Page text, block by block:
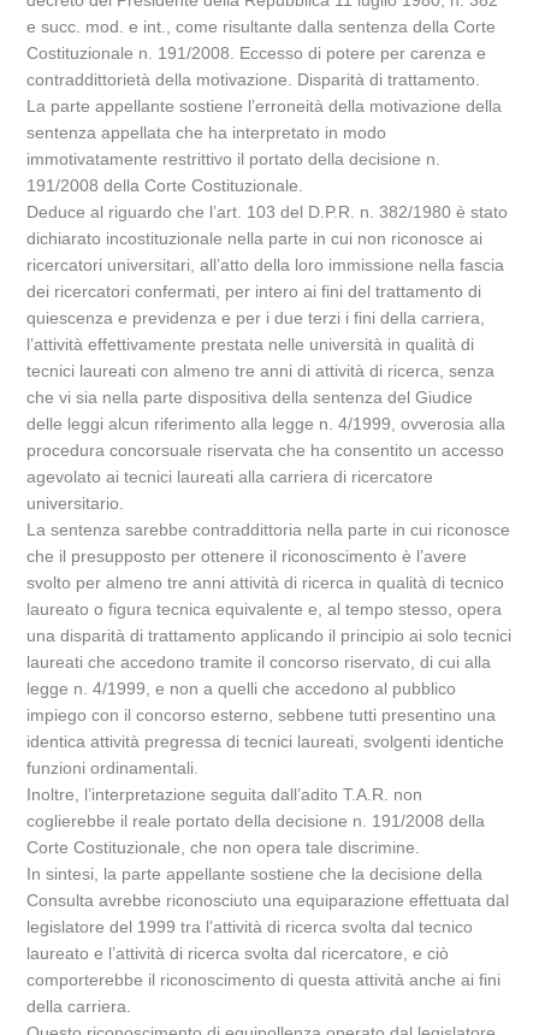
e succ. mod. e int., come risultante dalla sentenza della Corte
Costituzionale n. 191/2008. Eccesso di potere per carenza e
contraddittorietà della motivazione. Disparità di trattamento.
La parte appellante sostiene l’erroneità della motivazione della
sentenza appellata che ha interpretato in modo
immotivatamente restrittivo il portato della decisione n.
191/2008 della Corte Costituzionale.
Deduce al riguardo che l’art. 103 del D.P.R. n. 382/1980 è stato
dichiarato incostituzionale nella parte in cui non riconosce ai
ricercatori universitari, all’atto della loro immissione nella fascia
dei ricercatori confermati, per intero ai fini del trattamento di
quiescenza e previdenza e per i due terzi i fini della carriera,
l’attività effettivamente prestata nelle università in qualità di
tecnici laureati con almeno tre anni di attività di ricerca, senza
che vi sia nella parte dispositiva della sentenza del Giudice
delle leggi alcun riferimento alla legge n. 4/1999, ovverosia alla
procedura concorsuale riservata che ha consentito un accesso
agevolato ai tecnici laureati alla carriera di ricercatore
universitario.
La sentenza sarebbe contraddittoria nella parte in cui riconosce
che il presupposto per ottenere il riconoscimento è l’avere
svolto per almeno tre anni attività di ricerca in qualità di tecnico
laureato o figura tecnica equivalente e, al tempo stesso, opera
una disparità di trattamento applicando il principio ai solo tecnici
laureati che accedono tramite il concorso riservato, di cui alla
legge n. 4/1999, e non a quelli che accedono al pubblico
impiego con il concorso esterno, sebbene tutti presentino una
identica attività pregressa di tecnici laureati, svolgenti identiche
funzioni ordinamentali.
Inoltre, l’interpretazione seguita dall’adito T.A.R. non
coglierebbe il reale portato della decisione n. 191/2008 della
Corte Costituzionale, che non opera tale discrimine.
In sintesi, la parte appellante sostiene che la decisione della
Consulta avrebbe riconosciuto una equiparazione effettuata dal
legislatore del 1999 tra l’attività di ricerca svolta dal tecnico
laureato e l’attività di ricerca svolta dal ricercatore, e ciò
comporterebbe il riconoscimento di questa attività anche ai fini
della carriera.